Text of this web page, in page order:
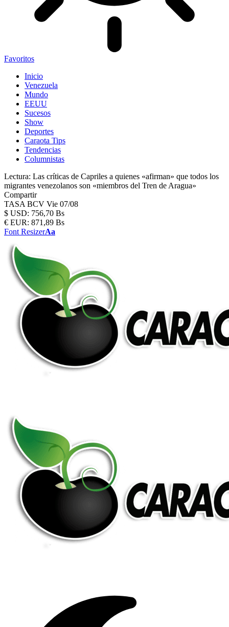
Favoritos
Inicio
Venezuela
Mundo
EEUU
Sucesos
Show
Deportes
Caraota Tips
Tendencias
Columnistas
Lectura: Las críticas de Capriles a quienes «afirman» que todos los
migrantes venezolanos son «miembros del Tren de Aragua»
Compartir
TASA BCV Vie 07/08
$ USD: 756,70 Bs
€ EUR: 871,89 Bs
Font ResizerAa